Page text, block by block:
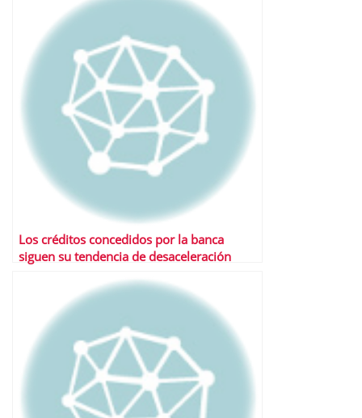
Los créditos concedidos por la banca
siguen su tendencia de desaceleración